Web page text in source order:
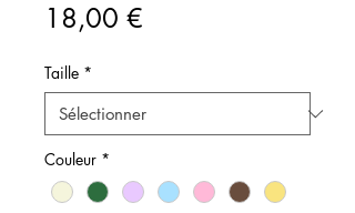
18,00 €
Taille *
Couleur *